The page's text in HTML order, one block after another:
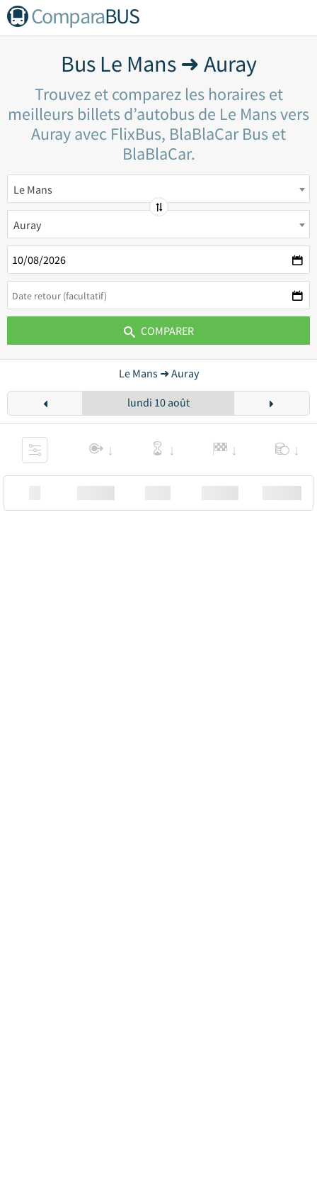
ComparaBUS
Bus Le Mans ➜ Auray
Trouvez et comparez les horaires et
meilleurs billets d’autobus de Le Mans vers
Auray avec FlixBus, BlaBlaCar Bus et
BlaBlaCar.
Le Mans
Auray
COMPARER
Le Mans ➜ Auray
lundi 10 août